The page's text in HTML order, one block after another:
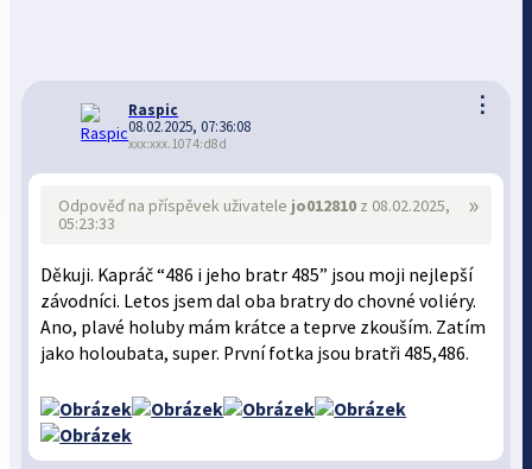
⋮
Raspic
08.02.2025, 07:36:08
xxx:xxx.1074:d8d
»
Odpověď na příspěvek uživatele jo012810 z 08.02.2025,
05:23:33
Děkuji. Kapráč “486 i jeho bratr 485” jsou moji nejlepší
závodníci. Letos jsem dal oba bratry do chovné voliéry.
Ano, plavé holuby mám krátce a teprve zkouším. Zatím
jako holoubata, super. První fotka jsou bratři 485,486.